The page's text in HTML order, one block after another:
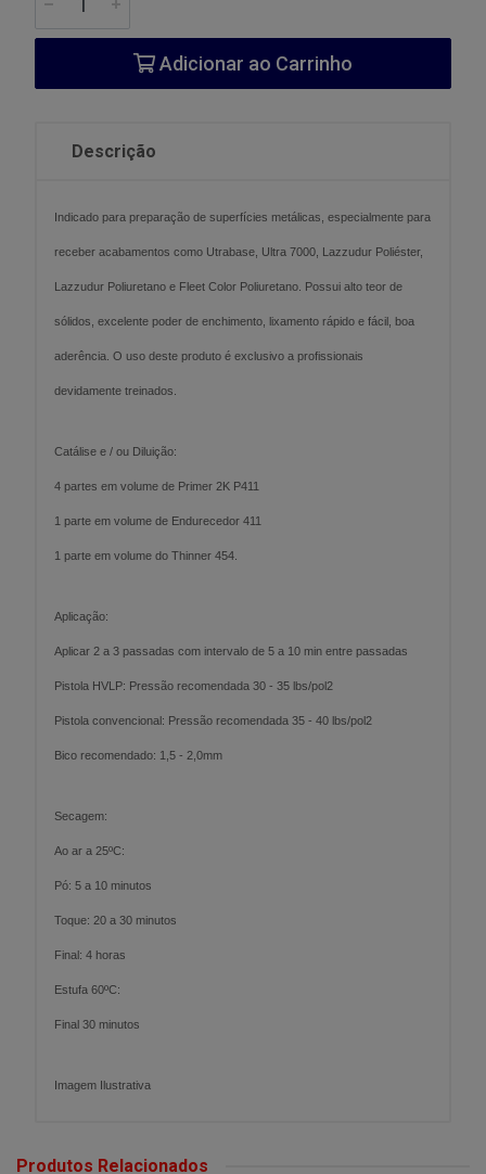
Adicionar ao Carrinho
Descrição
Indicado para preparação de superfícies metálicas, especialmente para
receber acabamentos como Utrabase, Ultra 7000, Lazzudur Poliéster,
Lazzudur Poliuretano e Fleet Color Poliuretano. Possui alto teor de
sólidos, excelente poder de enchimento, lixamento rápido e fácil, boa
aderência. O uso deste produto é exclusivo a profissionais
devidamente treinados.
Catálise e / ou Diluição:
4 partes em volume de Primer 2K P411
1 parte em volume de Endurecedor 411
1 parte em volume do Thinner 454.
Aplicação:
Aplicar 2 a 3 passadas com intervalo de 5 a 10 min entre passadas
Pistola HVLP: Pressão recomendada 30 - 35 lbs/pol2
Pistola convencional: Pressão recomendada 35 - 40 lbs/pol2
Bico recomendado: 1,5 - 2,0mm
Secagem:
Ao ar a 25ºC:
Pó: 5 a 10 minutos
Toque: 20 a 30 minutos
Final: 4 horas
Estufa 60ºC:
Final 30 minutos
Imagem Ilustrativa
Produtos Relacionados